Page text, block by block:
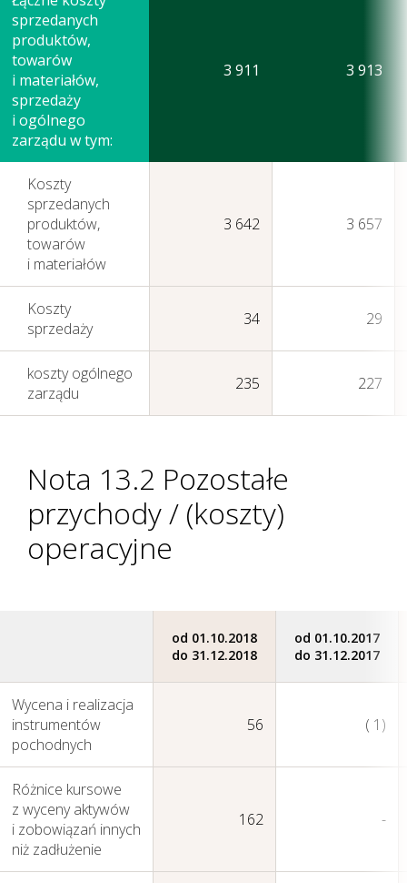
Nasza działalność i jej
wyniki w 2018 roku
Perspektywy
sprzedanych
produktów,
towarów
i materiałów,
sprzedaży
i ogólnego
zarządu w tym:
3 911 3 913
Koszty
sprzedanych
produktów,
towarów
i materiałów
3 642 3 657
Koszty
sprzedaży
34 29
koszty ogólnego
zarządu
235 227
Nota 13.2 Pozostałe
przychody / (koszty)
operacyjne
od 01.10.2018
do 31.12.2018
od 01.10.2017
do 31.12.2017
Wycena i realizacja
instrumentów
pochodnych
56 ( 1)
Różnice kursowe
z wyceny aktywów
i zobowiązań innych
niż zadłużenie
162 -